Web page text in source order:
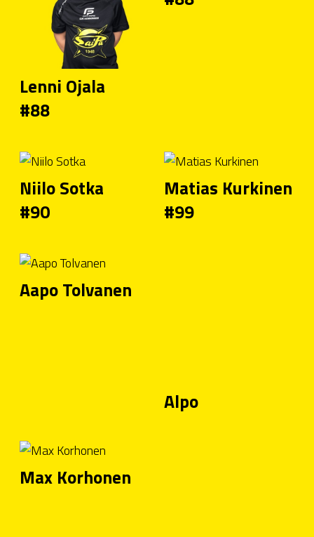
Lenni Ojala
#88
Niilo Sotka
#90
Matias Kurkinen
#99
Aapo Tolvanen
Alpo
Max Korhonen